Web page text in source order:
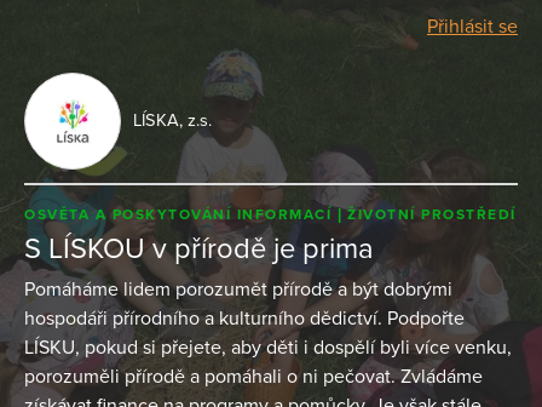
Přihlásit se
LÍSKA, z.s.
OSVĚTA A POSKYTOVÁNÍ INFORMACÍ ŽIVOTNÍ PROSTŘEDÍ
S LÍSKOU v přírodě je prima
Pomáháme lidem porozumět přírodě a být dobrými
hospodáři přírodního a kulturního dědictví. Podpořte
LÍSKU, pokud si přejete, aby děti i dospělí byli více venku,
porozuměli přírodě a pomáhali o ni pečovat. Zvládáme